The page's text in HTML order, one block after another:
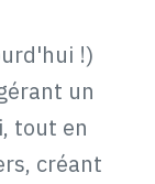
!)
un
tout en
créant